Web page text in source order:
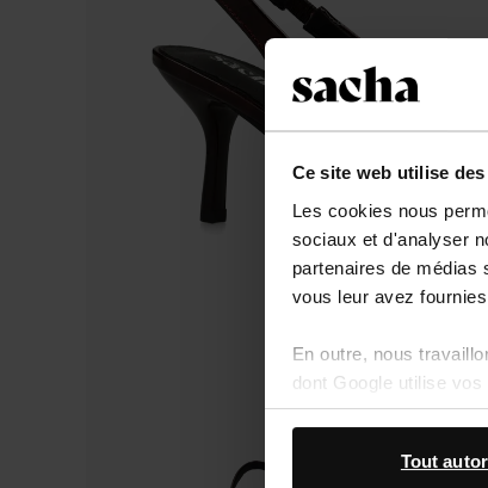
Ce site web utilise
Les cookies nous
sociaux et d'analyser
partenaires de médias
vous leur avez
En outre, nous
dont Google utilise
Tout